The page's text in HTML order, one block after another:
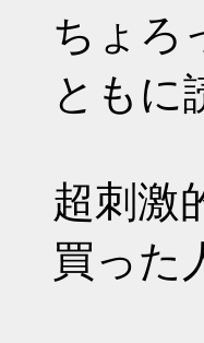
ちょろ
ともに
超刺激
買った